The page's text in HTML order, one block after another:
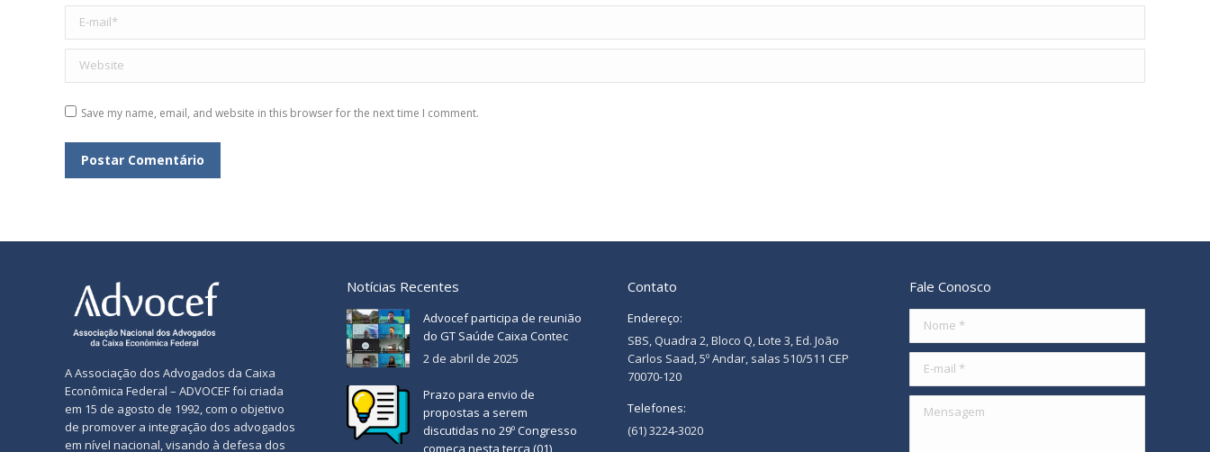
E-mail *
Website
Save my name, email, and website in this browser for the next time I comment.
Postar Comentário
A Associação dos Advogados da Caixa
Econômica Federal – ADVOCEF foi criada
em 15 de agosto de 1992, com o objetivo
de promover a integração dos advogados
em nível nacional, visando à defesa dos
Notícias Recentes
Advocef participa de reunião
do GT Saúde Caixa Contec
2 de abril de 2025
Prazo para envio de
propostas a serem
discutidas no 29º Congresso
começa nesta terça (01)
Contato
Endereço:
SBS, Quadra 2, Bloco Q, Lote 3, Ed. João
Carlos Saad, 5º Andar, salas 510/511 CEP
70070-120
Telefones:
(61) 3224-3020
Fale Conosco
Nome *
E-mail *
Mensagem